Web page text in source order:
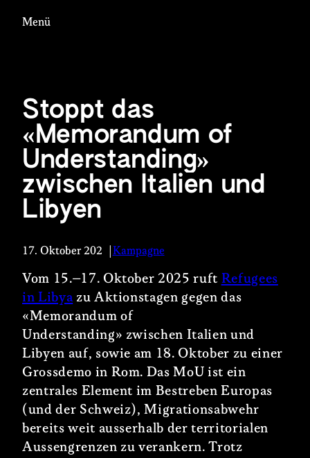
InhaltMenü
Stoppt das
«Memorandum of
Understanding»
zwischen Italien und
Libyen
17. Oktober 2025 Kampagne
Vom 15.–17. Oktober 2025 ruft Refugees
in Libyazu Aktionstagen gegen das
«Memorandum of
Understanding» zwischen Italien und
Libyen auf, sowie am 18. Oktober zu einer
Grossdemo in Rom. Das MoU ist ein
zentrales Element im Bestreben Europas
(und der Schweiz), Migrationsabwehr
bereits weit ausserhalb der territorialen
Aussengrenzen zu verankern. Trotz